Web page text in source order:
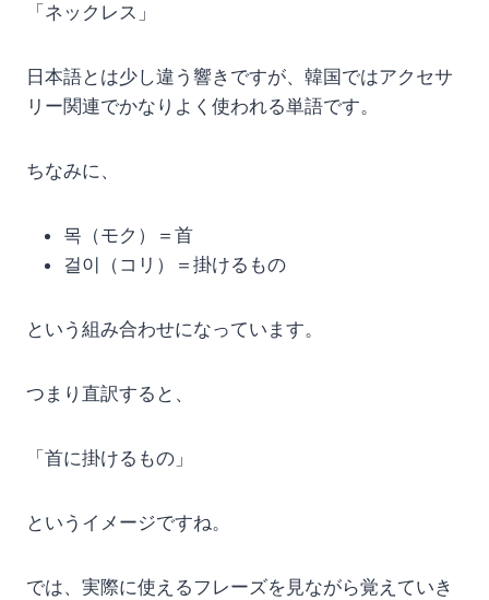
「ネックレス」
日本語とは少し違う響きですが、韓国ではアクセサ
リー関連でかなりよく使われる単語です。
ちなみに、
목（モク）＝首
걸이（コリ）＝掛けるもの
という組み合わせになっています。
つまり直訳すると、
「首に掛けるもの」
というイメージですね。
では、実際に使えるフレーズを見ながら覚えていき